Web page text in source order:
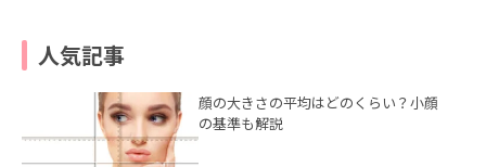
人気記事
顔の大きさの平均はどのくらい？小顔
の基準も解説